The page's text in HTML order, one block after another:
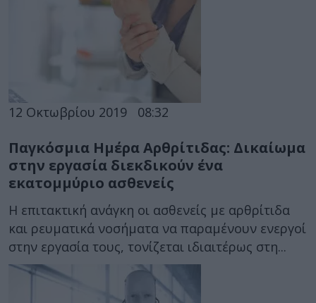
12 Οκτωβρίου 2019 08:32
Παγκόσμια Ημέρα Αρθρίτιδας: Δικαίωμα
στην εργασία διεκδικούν ένα
εκατομμύριο ασθενείς
Η επιτακτική ανάγκη οι ασθενείς με αρθρίτιδα
και ρευματικά νοσήματα να παραμένουν ενεργοί
στην εργασία τους, τονίζεται ιδιαιτέρως στη...